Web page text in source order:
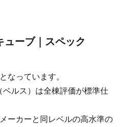
ーブ｜スペック
なっています。
ルス）は全棟評価が標準仕
ーカーと同レベルの高水準の